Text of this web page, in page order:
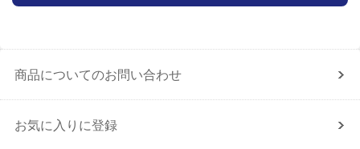
商品についてのお問い合わせ
お気に入りに登録